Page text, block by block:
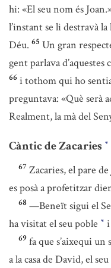
hi: «El seu nom és
l’instant se li destravà
Déu. 65 Un gran
gent parlava d’aquestes
66 i tothom qui ho
preguntava: «Què serà
Realment, la mà del
Càntic de Zacaries *
67 Zacaries, el pare
es posà a profetitzar
68 —Beneït sigui el
ha visitat el seu poble * i
69 fa que s’aixequi
a la casa de David, el